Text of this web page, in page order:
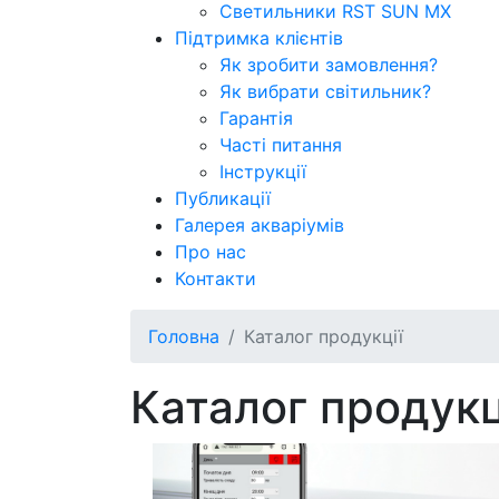
Светильники RST SUN MX
Підтримка клієнтів
Як зробити замовлення?
Як вибрати світильник?
Гарантія
Часті питання
Інструкції
Публикації
Галерея акваріумів
Про нас
Контакти
Головна Каталог продукції
Каталог